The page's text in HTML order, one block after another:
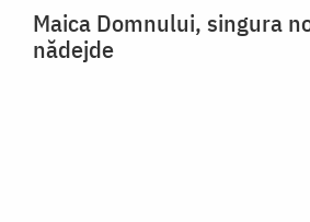
Maica Domnului, singura
nădejde